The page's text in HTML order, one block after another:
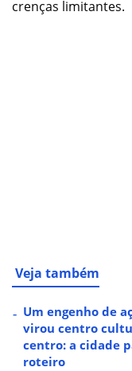
crenças limitantes.
Veja também
Um engenho de
virou centro
centro: a cidade
roteiro